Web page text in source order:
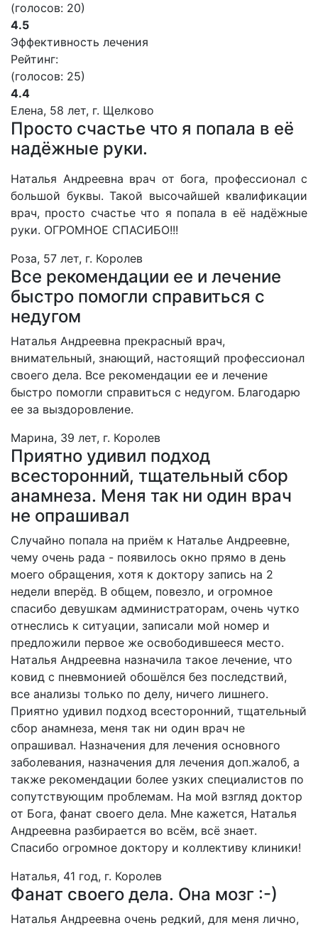
(голосов: 20)
4.5
Эффективность лечения
Рейтинг:
(голосов: 25)
4.4
Елена, 58 лет, г. Щелково
Просто счастье что я попала в её
надёжные руки.
Наталья Андреевна врач от бога, профессионал с
большой буквы. Такой высочайшей квалификации
врач, просто счастье что я попала в её надёжные
руки. ОГРОМНОЕ СПАСИБО!!!
Роза, 57 лет, г. Королев
Все рекомендации ее и лечение
быстро помогли справиться с
недугом
Наталья Андреевна прекрасный врач,
внимательный, знающий, настоящий профессионал
своего дела. Все рекомендации ее и лечение
быстро помогли справиться с недугом. Благодарю
ее за выздоровление.
Марина, 39 лет, г. Королев
Приятно удивил подход
всесторонний, тщательный сбор
анамнеза. Меня так ни один врач
не опрашивал
Случайно попала на приём к Наталье Андреевне,
чему очень рада - появилось окно прямо в день
моего обращения, хотя к доктору запись на 2
недели вперёд. В общем, повезло, и огромное
спасибо девушкам администраторам, очень чутко
отнеслись к ситуации, записали мой номер и
предложили первое же освободившееся место.
Наталья Андреевна назначила такое лечение, что
ковид с пневмонией обошёлся без последствий,
все анализы только по делу, ничего лишнего.
Приятно удивил подход всесторонний, тщательный
сбор анамнеза, меня так ни один врач не
опрашивал. Назначения для лечения основного
заболевания, назначения для лечения доп.жалоб, а
также рекомендации более узких специалистов по
сопутствующим проблемам. На мой взгляд доктор
от Бога, фанат своего дела. Мне кажется, Наталья
Андреевна разбирается во всём, всё знает.
Спасибо огромное доктору и коллективу клиники!
Наталья, 41 год, г. Королев
Фанат своего дела. Она мозг :-)
Наталья Андреевна очень редкий, для меня лично,